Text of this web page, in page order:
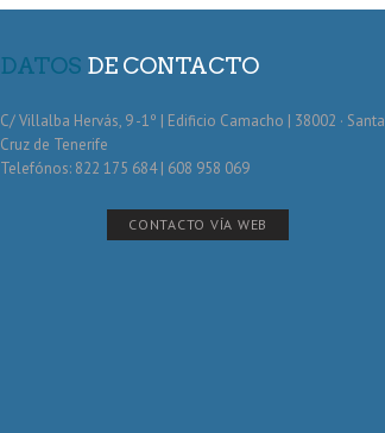
DATOS DE CONTACTO
C/ Villalba Hervás, 9 -1º | Edificio Camacho | 38002 · Santa
Cruz de Tenerife
Telefónos: 822 175 684 | 608 958 069
CONTACTO VÍA WEB